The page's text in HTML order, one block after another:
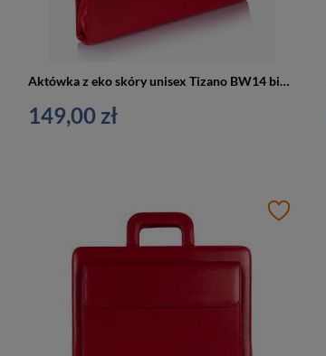
Aktówka z eko skóry unisex Tizano BW14 biwuar teczka na dokumenty A4 czerwona
149,00 zł